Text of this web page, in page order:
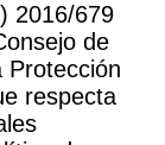
2016/679
de
Protección
respecta